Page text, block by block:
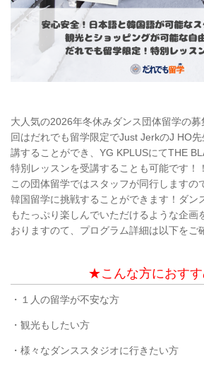
大人気の2026年冬休みダンス団体留学の
回はだれでも留学限定でJust JerkのJ HO
講することができ、YG KPLUSにてTHE
特別レッスンを受講することも可能です！！
この団体留学ではスタッフが同行しますの
韓国留学に挑戦することができます！ダン
もたっぷり楽しんでいただけるような企画
おりますのて、プログラム詳細は以下をご
★こんな方におす
・１人の留学が不安な方
・観光もしたい方
・様々なダンススタジオに行きたい方